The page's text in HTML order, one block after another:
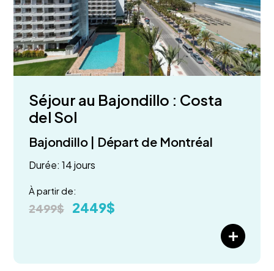
Séjour au Bajondillo : Costa
del Sol
Bajondillo | Départ de Montréal
Durée: 14 jours
À partir de:
2499$ 2449$